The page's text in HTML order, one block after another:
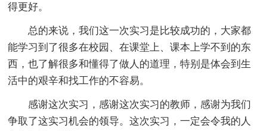
得更好。
总的来说，我们这一次实习是比较成功的，大家都
能学习到了很多在校园、在课堂上、课本上学不到的东
西，也了解很多和懂得了做人的道理，特别是体会到生
活中的艰辛和找工作的不容易。
感谢这次实习，感谢这次实习的教师，感谢为我们
争取了这实习机会的领导。这次实习，一定会令我的人